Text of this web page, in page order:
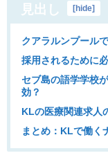
見出し hide
クアラルンプール
採用されるために
セブ島の語学学校
効？
KLの医療関連求人
まとめ：KLで働く